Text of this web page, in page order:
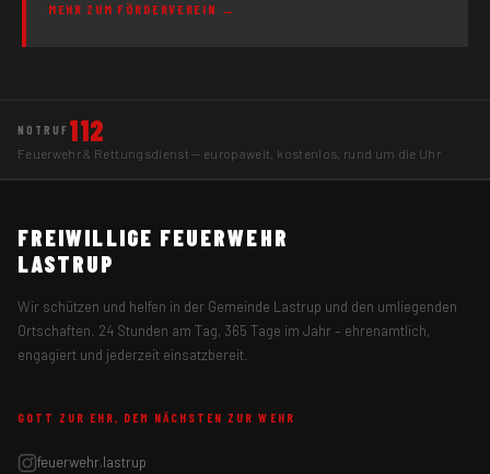
MEHR ZUM FÖRDERVEREIN →
NOTRUF 112
Feuerwehr & Rettungsdienst — europaweit, kostenlos, rund um die Uhr
FREIWILLIGE FEUERWEHR
LASTRUP
Wir schützen und helfen in der Gemeinde Lastrup und den umliegenden
Ortschaften. 24 Stunden am Tag, 365 Tage im Jahr – ehrenamtlich,
engagiert und jederzeit einsatzbereit.
GOTT ZUR EHR, DEM NÄCHSTEN ZUR WEHR
feuerwehr.lastrup